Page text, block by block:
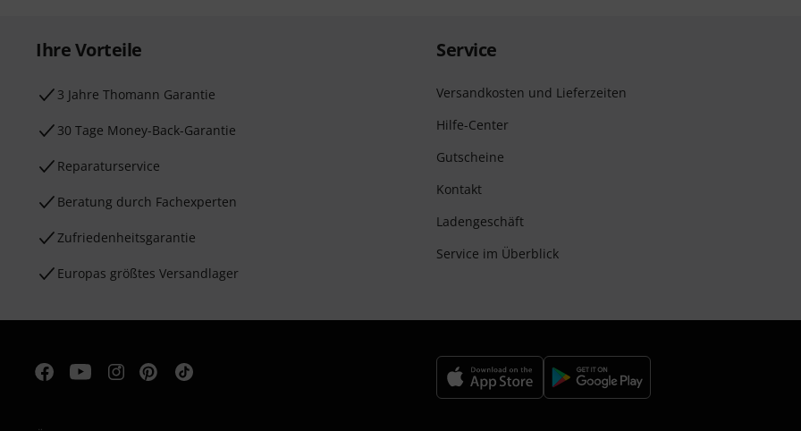
Ihre Vorteile
3 Jahre Thomann Garantie
30 Tage Money-Back-Garantie
Reparaturservice
Beratung durch Fachexperten
Zufriedenheitsgarantie
Europas größtes Versandlager
Service
Versandkosten und Lieferzeiten
Hilfe-Center
Gutscheine
Kontakt
Ladengeschäft
Service im Überblick